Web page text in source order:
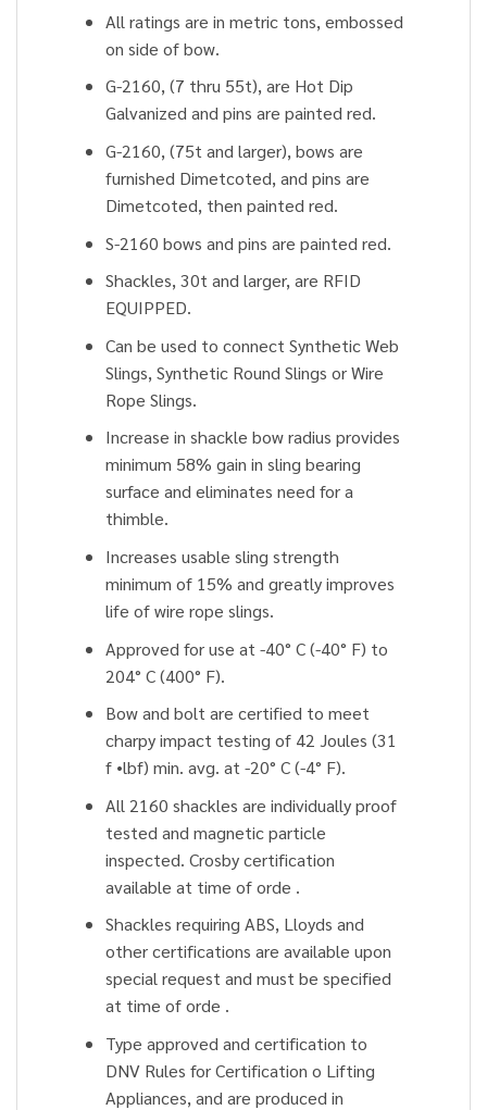
All ratings are in metric tons, embossed
on side of bow.
G-2160, (7 thru 55t), are Hot Dip
Galvanized and pins are painted red.
G-2160, (75t and larger), bows are
furnished Dimetcoted, and pins are
Dimetcoted, then painted red.
S-2160 bows and pins are painted red.
Shackles, 30t and larger, are RFID
EQUIPPED.
Can be used to connect Synthetic Web
Slings, Synthetic Round Slings or Wire
Rope Slings.
Increase in shackle bow radius provides
minimum 58% gain in sling bearing
surface and eliminates need for a
thimble.
Increases usable sling strength
minimum of 15% and greatly improves
life of wire rope slings.
Approved for use at -40° C (-40° F) to
204° C (400° F).
Bow and bolt are certified to meet
charpy impact testing of 42 Joules (31
f •lbf) min. avg. at -20° C (-4° F).
All 2160 shackles are individually proof
tested and magnetic particle
inspected. Crosby certification
available at time of orde .
Shackles requiring ABS, Lloyds and
other certifications are available upon
special request and must be specified
at time of orde .
Type approved and certification to
DNV Rules for Certification o Lifting
Appliances, and are produced in